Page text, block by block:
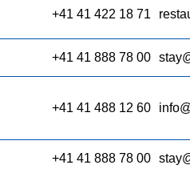
+41 41 422 18 71
+41 41 888 78 00
+41 41 488 12 60
+41 41 888 78 00